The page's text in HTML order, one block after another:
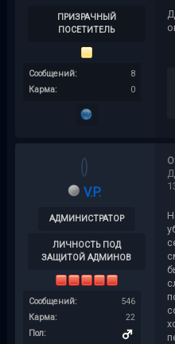
ПРИЗРАЧНЫЙ
ПОСЕТИТЕЛЬ
Сообщений:
8
Карма:
0
V.P.
АДМИНИСТРАТОР
ЛИЧНОСТЬ ПОД
ЗАЩИТОЙ АДМИНОВ
Сообщений:
546
Карма:
22
Пол: